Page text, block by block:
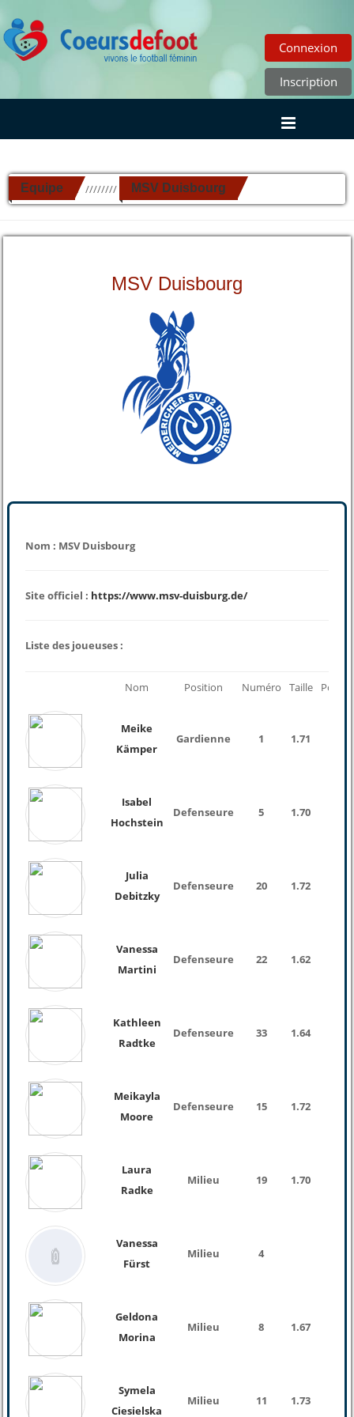
Connexion
Inscription
Equipe ////////// MSV Duisbourg
MSV Duisbourg
Nom : MSV Duisbourg
Site officiel : https://www.msv-duisburg.de/
Liste des joueuses :
Nom Position Numéro Taille Poids
Meike
Kämper
Gardienne 1 1.71
Isabel
Hochstein
Defenseure 5 1.70
Julia
Debitzky
Defenseure 20 1.72
Vanessa
Martini
Defenseure 22 1.62
Kathleen
Radtke
Defenseure 33 1.64
Meikayla
Moore
Defenseure 15 1.72
Laura
Radke
Milieu 19 1.70
Vanessa
Fürst
Milieu 4
Geldona
Morina
Milieu 8 1.67
Symela
Ciesielska
Milieu 11 1.73